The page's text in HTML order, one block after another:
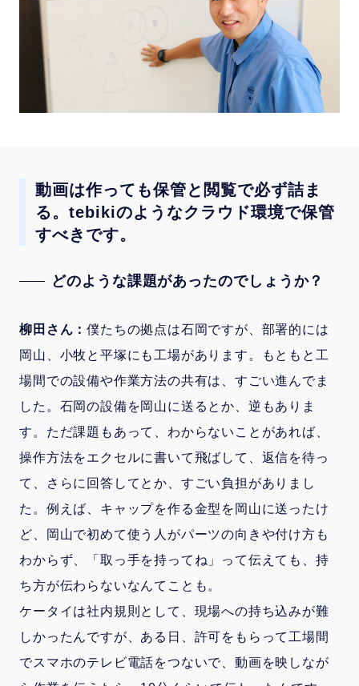
動画は作っても保管と閲覧で必ず詰ま
る。tebikiのようなクラウド環境で保管
すべきです。
どのような課題があったのでしょうか？
柳田さん：僕たちの拠点は石岡ですが、部署的には
岡山、小牧と平塚にも工場があります。もともと工
場間での設備や作業方法の共有は、すごい進んでま
した。石岡の設備を岡山に送るとか、逆もありま
す。ただ課題もあって、わからないことがあれば、
操作方法をエクセルに書いて飛ばして、返信を待っ
て、さらに回答してとか、すごい負担がありまし
た。例えば、キャップを作る金型を岡山に送ったけ
ど、岡山で初めて使う人がパーツの向きや付け方も
わからず、「取っ手を持ってね」って伝えても、持
ち方が伝わらないなんてことも。
ケータイは社内規則として、現場への持ち込みが難
しかったんですが、ある日、許可をもらって工場間
でスマホのテレビ電話をつないで、動画を映しなが